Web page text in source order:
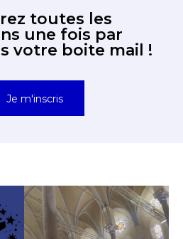
toutes les
une fois par
votre boite mail !
Je m'inscris